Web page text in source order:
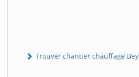
Trouver chantier chauffage Bey